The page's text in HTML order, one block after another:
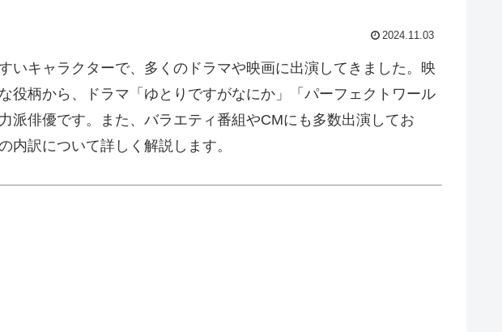
2024.11.03
キャラクターで、多くのドラマや映画に出演してきました。映
役柄から、ドラマ「ゆとりですがなにか」「パーフェクトワール
派俳優です。また、バラエティ番組やCMにも多数出演してお
内訳について詳しく解説します。